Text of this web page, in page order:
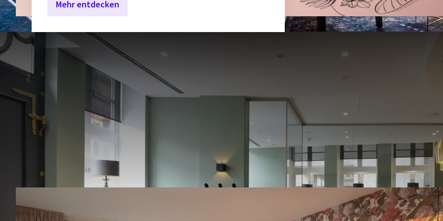
Mehr entdecken
Wo Komfort auf Entspannung
ANKOMMEN & ABSCHALTEN